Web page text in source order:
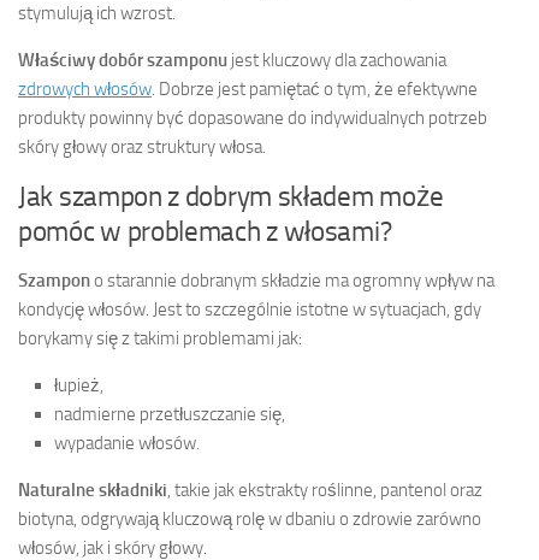
stymulują ich wzrost.
Właściwy dobór szamponu jest kluczowy dla zachowania
zdrowych włosów. Dobrze jest pamiętać o tym, że efektywne
produkty powinny być dopasowane do indywidualnych potrzeb
skóry głowy oraz struktury włosa.
Jak szampon z dobrym składem może
pomóc w problemach z włosami?
Szampono starannie dobranym składzie ma ogromny wpływ na
kondycję włosów. Jest to szczególnie istotne w sytuacjach, gdy
borykamy się z takimi problemami jak:
łupież,
nadmierne przetłuszczanie się,
wypadanie włosów.
Naturalne składniki, takie jak ekstrakty roślinne, pantenol oraz
biotyna, odgrywają kluczową rolę w dbaniu o zdrowie zarówno
włosów, jak i skóry głowy.